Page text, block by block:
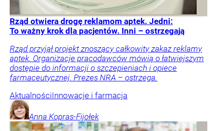
Rząd otwiera drogę reklamom aptek. Jedni:
To ważny krok dla pacjentów. Inni – ostrzegają
Rząd przyjął projekt znoszący całkowity zakaz reklamy
aptek. Organizacje pracodawców mówią o łatwiejszym
dostępie do informacji o szczepieniach i opiece
farmaceutycznej. Prezes NRA – ostrzega.
AktualnościInnowacje i farmacja
Anna Kopras-Fijołek